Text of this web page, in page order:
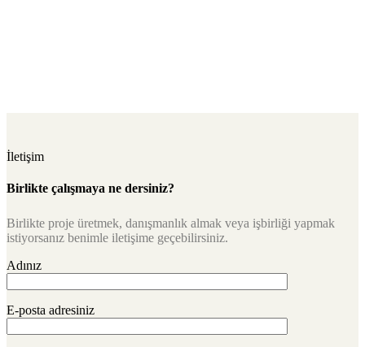
İletişim
Birlikte çalışmaya ne dersiniz?
Birlikte proje üretmek, danışmanlık almak veya işbirliği yapmak
istiyorsanız benimle iletişime geçebilirsiniz.
Adınız
E-posta adresiniz